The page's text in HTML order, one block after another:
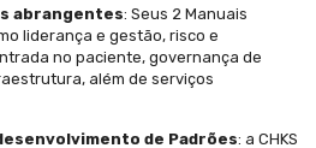
abrangentes: Seus 2 Manuais
liderança e gestão, risco e
no paciente, governança de
além de serviços
de Padrões: a CHKS